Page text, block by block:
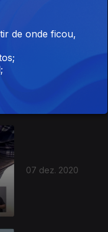
07 dez. 2020
de onde ficou,